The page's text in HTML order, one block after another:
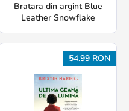
Bratara din argint Blue
Leather Snowflake
54.99 RON